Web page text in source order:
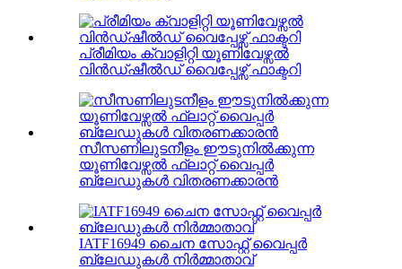
പ്രീമിയം ക്വാളിറ്റി യൂണിവേഴ്സൽ
വിൻഡ്ഷീൽഡ് വൈപ്പേഴ്സ് ഫാക്ടറി
സീസണിലുടനീളം ഈടുനിൽക്കുന്ന
യൂണിവേഴ്സൽ ഫ്ലാറ്റ് വൈപ്പർ
ബ്ലേഡുകൾ വിതരണക്കാരൻ
IATF16949 ചൈന സോഫ്റ്റ് വൈപ്പർ
ബ്ലേഡുകൾ നിർമ്മാതാവ്